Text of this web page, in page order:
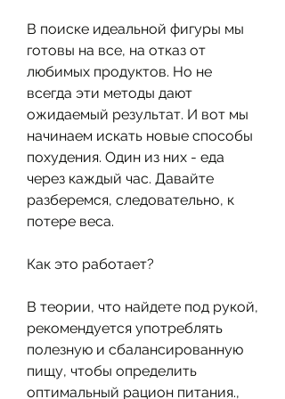
В поиске идеальной фигуры мы
готовы на все, на отказ от
любимых продуктов. Но не
всегда эти методы дают
ожидаемый результат. И вот мы
начинаем искать новые способы
похудения. Один из них - еда
через каждый час. Давайте
разберемся, следовательно, к
потере веса.
Как это работает?
В теории, что найдете под рукой,
рекомендуется употреблять
полезную и сбалансированную
пищу, чтобы определить
оптимальный рацион питания.,